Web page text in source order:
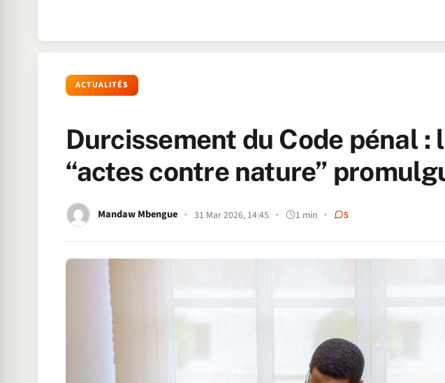
ACTUALITÉS
Durcissement du Code pénal :
“actes contre nature”
Mandaw Mbengue 31 Mar 2026, 14:45 1 min 5